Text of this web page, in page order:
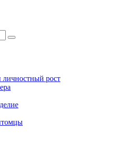
личностный рост